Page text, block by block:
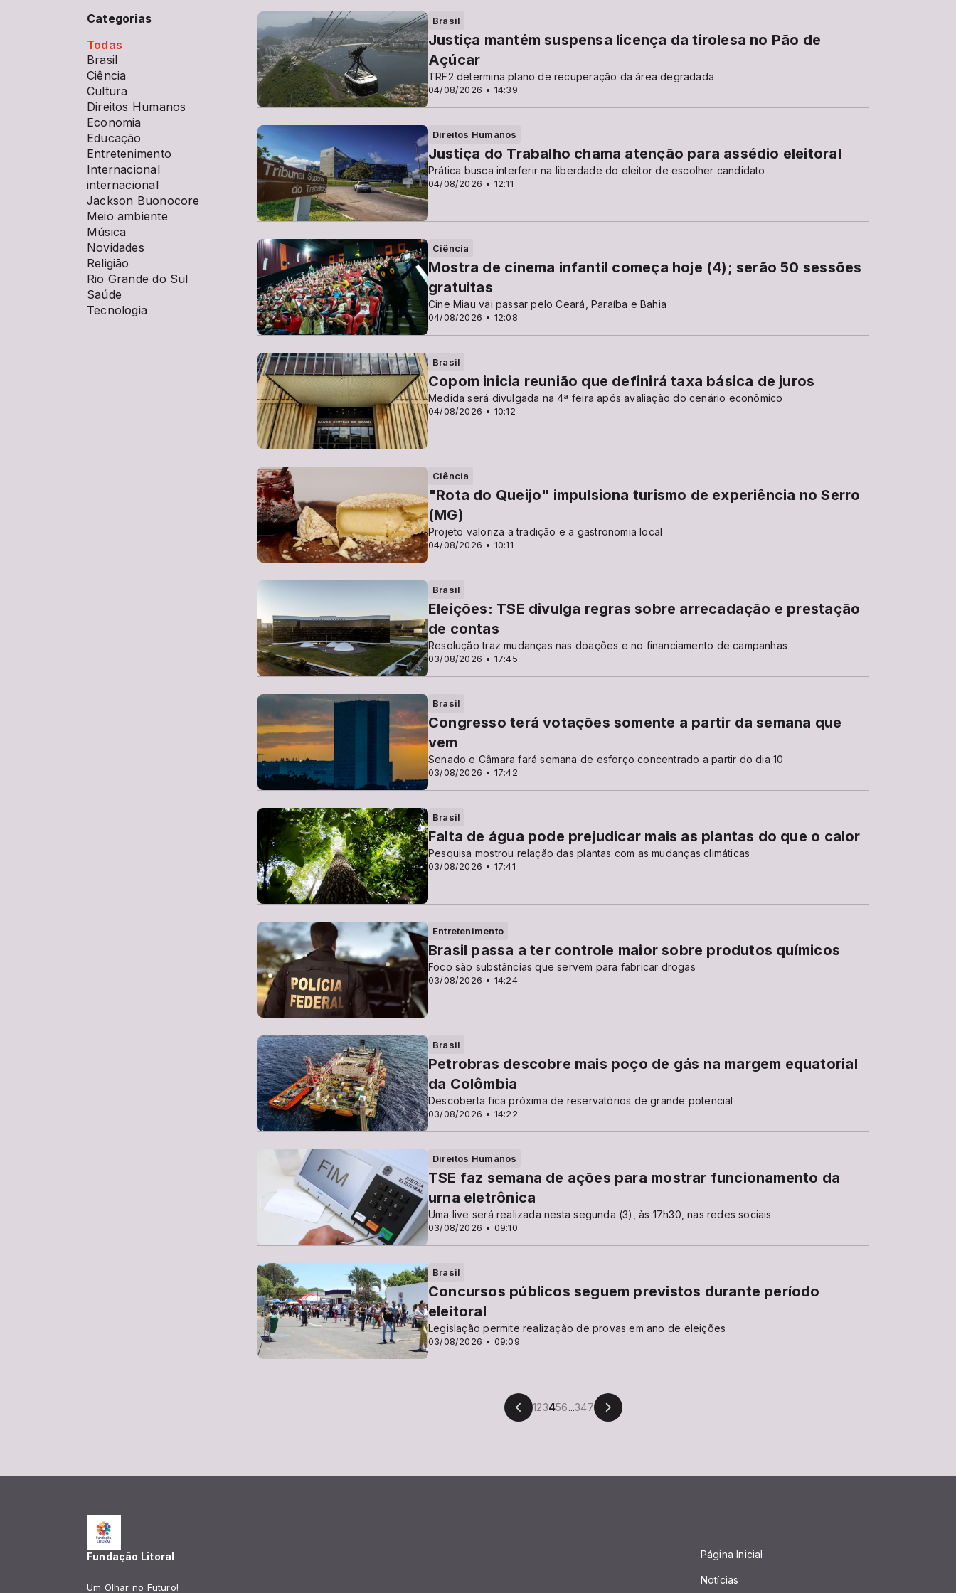
Categorias
Todas
Brasil
Ciência
Cultura
Direitos Humanos
Economia
Educação
Entretenimento
Internacional
internacional
Jackson Buonocore
Meio ambiente
Música
Novidades
Religião
Rio Grande do Sul
Saúde
Tecnologia
Brasil
04/08/2026 • 14:39
Justiça mantém suspensa licença da tirolesa no Pão de
Açúcar
TRF2 determina plano de recuperação da área degradada
Direitos Humanos
04/08/2026 • 12:11
Justiça do Trabalho chama atenção para assédio eleitoral
Prática busca interferir na liberdade do eleitor de escolher candidato
Ciência
04/08/2026 • 12:08
Mostra de cinema infantil começa hoje (4); serão 50 sessões
gratuitas
Cine Miau vai passar pelo Ceará, Paraíba e Bahia
Brasil
04/08/2026 • 10:12
Copom inicia reunião que definirá taxa básica de juros
Medida será divulgada na 4ª feira após avaliação do cenário econômico
Ciência
04/08/2026 • 10:11
"Rota do Queijo" impulsiona turismo de experiência no Serro
(MG)
Projeto valoriza a tradição e a gastronomia local
Brasil
03/08/2026 • 17:45
Eleições: TSE divulga regras sobre arrecadação e prestação
de contas
Resolução traz mudanças nas doações e no financiamento de campanhas
Brasil
03/08/2026 • 17:42
Congresso terá votações somente a partir da semana que
vem
Senado e Câmara fará semana de esforço concentrado a partir do dia 10
Brasil
03/08/2026 • 17:41
Falta de água pode prejudicar mais as plantas do que o calor
Pesquisa mostrou relação das plantas com as mudanças climáticas
Entretenimento
03/08/2026 • 14:24
Brasil passa a ter controle maior sobre produtos químicos
Foco são substâncias que servem para fabricar drogas
Brasil
03/08/2026 • 14:22
Petrobras descobre mais poço de gás na margem equatorial
da Colômbia
Descoberta fica próxima de reservatórios de grande potencial
Direitos Humanos
03/08/2026 • 09:10
TSE faz semana de ações para mostrar funcionamento da
urna eletrônica
Uma live será realizada nesta segunda (3), às 17h30, nas redes sociais
Brasil
03/08/2026 • 09:09
Concursos públicos seguem previstos durante período
eleitoral
Legislação permite realização de provas em ano de eleições
123456...347
Fundação Litoral
Um Olhar no Futuro!
Página Inicial
Notícias